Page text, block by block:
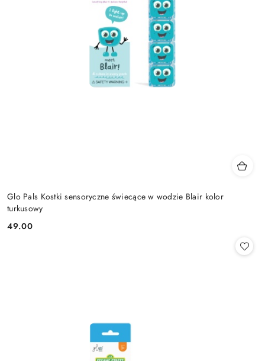
Glo Pals Kostki sensoryczne świecące w wodzie Blair kolor
turkusowy
Cena:
49.00